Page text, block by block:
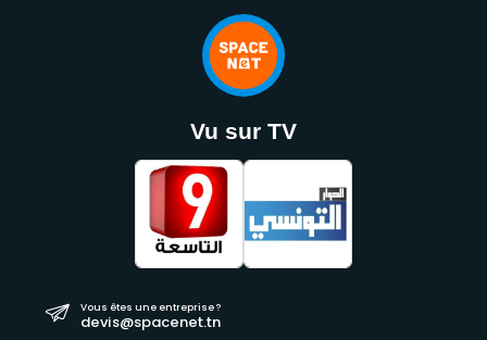
Vu sur TV
Vous êtes une entreprise ?
devis@spacenet.tn